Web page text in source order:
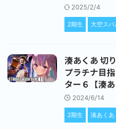
2025/2/4
2期生 大空スバ
湊あくあ 切
プラチナ目
ター６【湊
2024/6/14
2期生 湊あくあ